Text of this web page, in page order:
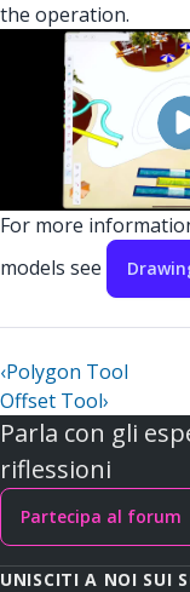
the operation.
For more
models see
‹Polygon Tool
Offset Tool›
Parla con gli
riflessioni
Partecipa al forum
UNISCITI A NOI SUI